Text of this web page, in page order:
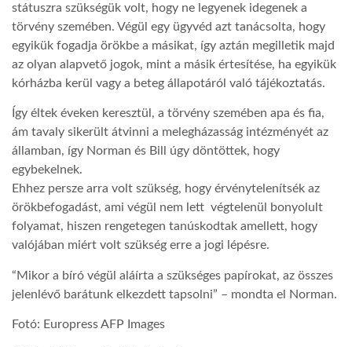
státuszra szükségük volt, hogy ne legyenek idegenek a
törvény szemében. Végül egy ügyvéd azt tanácsolta, hogy
egyikük fogadja örökbe a másikat, így aztán megilletik majd
az olyan alapvető jogok, mint a másik értesítése, ha egyikük
kórházba kerül vagy a beteg állapotáról való tájékoztatás.
Így éltek éveken keresztül, a törvény szemében apa és fia,
ám tavaly sikerült átvinni a melegházasság intézményét az
államban, így Norman és Bill úgy döntöttek, hogy
egybekelnek.
Ehhez persze arra volt szükség, hogy érvénytelenítsék az
örökbefogadást, ami végül nem lett végtelenül bonyolult
folyamat, hiszen rengetegen tanúskodtak amellett, hogy
valójában miért volt szükség erre a jogi lépésre.
“Mikor a bíró végül aláírta a szükséges papírokat, az összes
jelenlévő barátunk elkezdett tapsolni” – mondta el Norman.
Fotó: Europress AFP Images